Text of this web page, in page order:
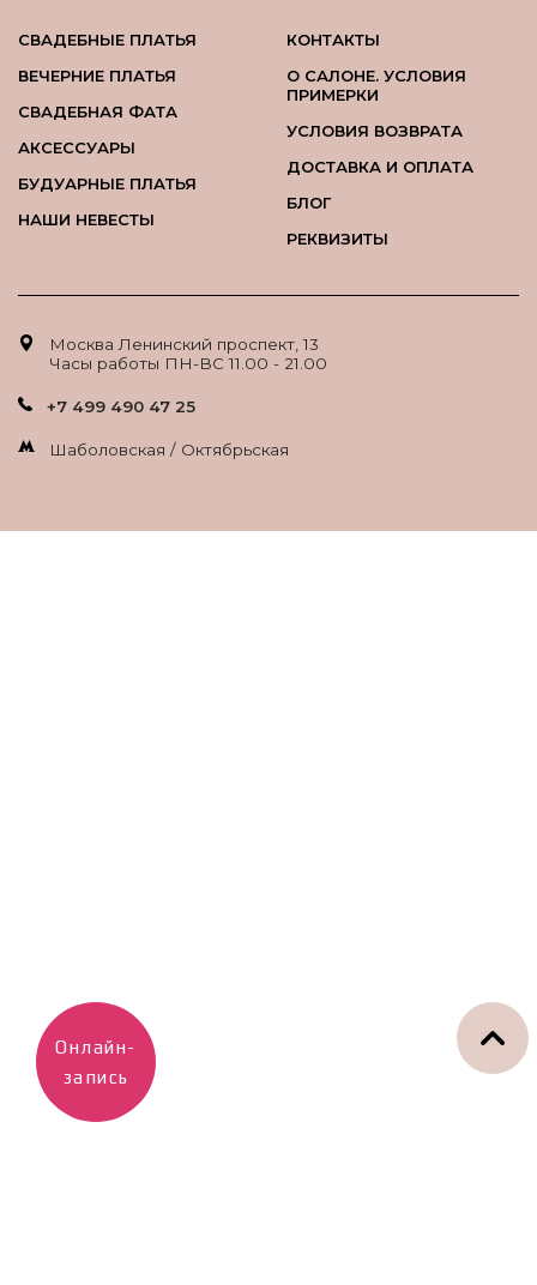
СВАДЕБНЫЕ ПЛАТЬЯ
ВЕЧЕРНИЕ ПЛАТЬЯ
СВАДЕБНАЯ ФАТА
АКСЕССУАРЫ
БУДУАРНЫЕ ПЛАТЬЯ
НАШИ НЕВЕСТЫ
КОНТАКТЫ
О САЛОНЕ. УСЛОВИЯ
ПРИМЕРКИ
УСЛОВИЯ ВОЗВРАТА
ДОСТАВКА И ОПЛАТА
БЛОГ
РЕКВИЗИТЫ
Москва Ленинский проспект, 13
Часы работы ПН-ВС 11.00 - 21.00
+7 499 490 47 25
Шаболовская / Октябрьская
Онлайн-
запись